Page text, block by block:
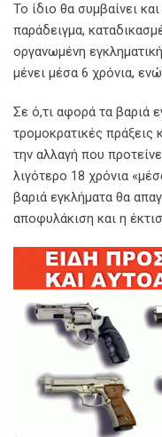
Το ίδιο θα συμβαίνει
παράδειγμα,
οργανωμένη
μένει μέσα 6 χρόνια,
Σε ό,τι αφορά τα βαριά
τρομοκρατικές πράξεις
την αλλαγή που
λιγότερο 18 χρόνια
βαριά εγκλήματα θα
αποφυλάκιση και η